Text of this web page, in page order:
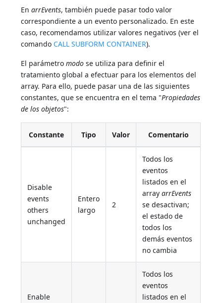
EnarrEvents, también puede pasar todo valor
correspondiente a un evento personalizado. En este
caso, recomendamos utilizar valores negativos (ver el
comando CALL SUBFORM CONTAINER).
El parámetromodo se utiliza para definir el
tratamiento global a efectuar para los elementos del
array. Para ello, puede pasar una de las siguientes
constantes, que se encuentra en el tema "Propiedades
de los objetos":
Constante Tipo Valor Comentario
Disable
events
others
unchanged
Entero
largo
2
Todos los
eventos
listados en el
arrayarrEvents
se desactivan;
el estado de
todos los
demás eventos
no cambia
Enable
Todos los
eventos
listados en el